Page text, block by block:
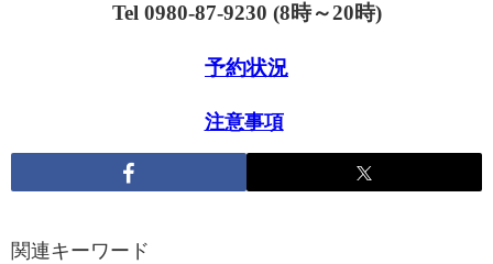
Tel 0980-87-9230 (8時～20時)
予約状況
注意事項
関連キーワード